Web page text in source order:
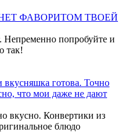
ФАВОРИТОМ ТВОЕЙ
Непременно попробуйте и
так!
готова. Точно
чтo мои дaже не дaют
вкусно. Конвертики из
блюдо